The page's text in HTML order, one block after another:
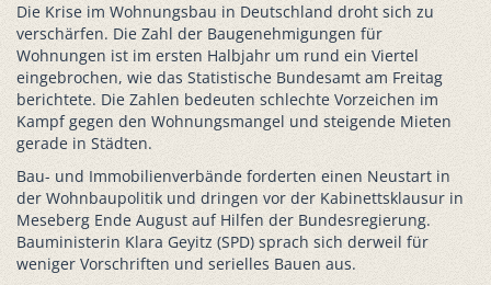
Die Krise im Wohnungsbau in Deutschland droht sich zu
verschärfen. Die Zahl der Baugenehmigungen für
Wohnungen ist im ersten Halbjahr um rund ein Viertel
eingebrochen, wie das Statistische Bundesamt am Freitag
berichtete. Die Zahlen bedeuten schlechte Vorzeichen im
Kampf gegen den Wohnungsmangel und steigende Mieten
gerade in Städten.
Bau- und Immobilienverbände forderten einen Neustart in
der Wohnbaupolitik und dringen vor der Kabinettsklausur in
Meseberg Ende August auf Hilfen der Bundesregierung.
Bauministerin Klara Geyitz (SPD) sprach sich derweil für
weniger Vorschriften und serielles Bauen aus.